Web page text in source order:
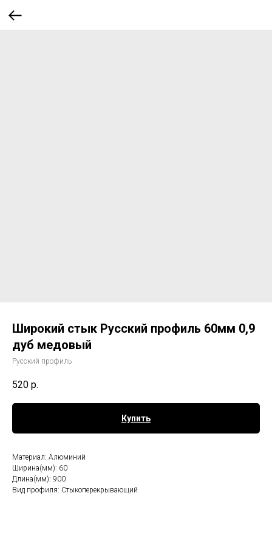
Широкий стык Русский профиль 60мм 0,9
дуб медовый
Русский профиль
520 р.
Купить
Материал: Алюминий
Ширина(мм): 60
Длина(мм): 900
Вид профиля: Стыкоперекрывающий